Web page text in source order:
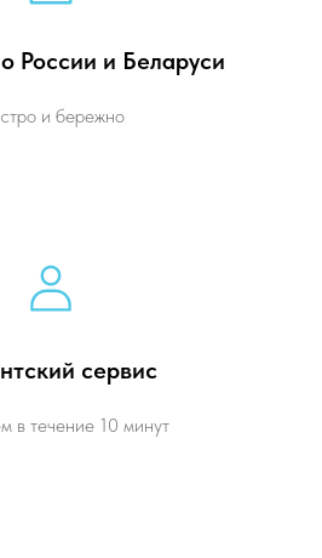
России и Беларуси
и бережно
сервис
в течение 10 минут